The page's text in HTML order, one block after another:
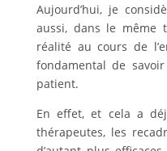
Aujourd’hui, je
aussi, dans le même
réalité au cours de
fondamental de
patient.
En effet, et cela a
thérapeutes, les